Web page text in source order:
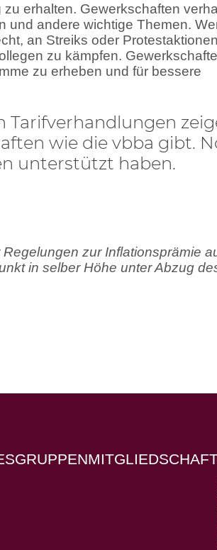
erhalten. Gewerkschaften
und andere wichtige Themen.
an Streiks oder
zu kämpfen.
zu erheben und für bessere
Tarifverhandlungen
wie die vbba gibt.
unterstützt haben.
zur Inflationsprämie
in selber Höhe unter Abzug